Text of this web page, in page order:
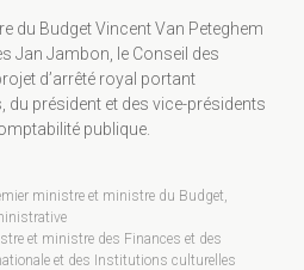
du Budget Vincent Van Peteghem
Jan Jambon, le Conseil des
d’arrêté royal portant
président et des vice-présidents
publique.
ministre et ministre du Budget,
et ministre des Finances et des
et des Institutions culturelles